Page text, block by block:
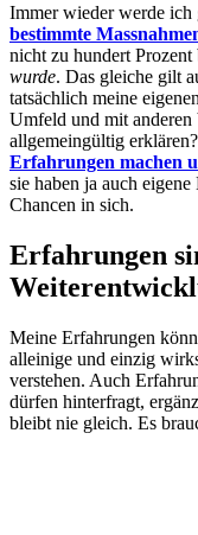
Immer wieder werde ich
bestimmte
nicht zu hundert Prozent
wurde. Das gleiche gilt
tatsächlich meine
Umfeld und mit anderen
allgemeingültig
Erfahrungen machen
sie haben ja auch
Chancen in sich.
Erfahrungen
Meine Erfahrungen
alleinige und einzig
verstehen. Auch
dürfen hinterfragt,
bleibt nie gleich. Es